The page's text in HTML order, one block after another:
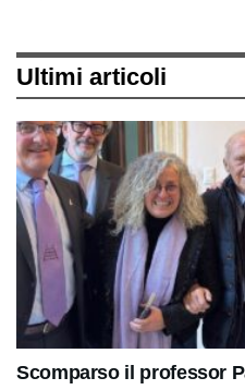
Ultimi articoli
Scomparso il professor